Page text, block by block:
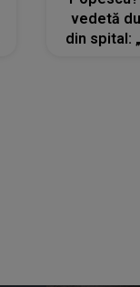
vedetă
din spital: